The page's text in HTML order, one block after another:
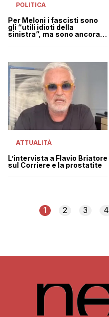
POLITICA
Per Meloni i fascisti sono
gli “utili idioti della
sinistra”, ma sono ancora
ATTUALITÀ
L’intervista a Flavio Briatore
sul Corriere e la prostatite
1 2 3 4